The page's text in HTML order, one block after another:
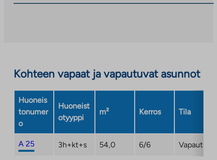
Kohteen vapaat ja vapautuvat asunnot
Huoneis
tonumer
o
Huoneist
otyyppi
m² Kerros Tila
A 25 3h+kt+s 54,0 6/6